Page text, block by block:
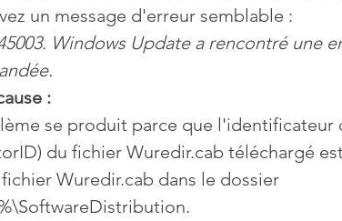
& Photoshop Linux
jour Multimedia Navigateurs
un message d'erreur semblable :
Windows Update a rencontré une
:
se produit parce que l'identificateur
du fichier Wuredir.cab téléchargé
Wuredir.cab dans le dossier